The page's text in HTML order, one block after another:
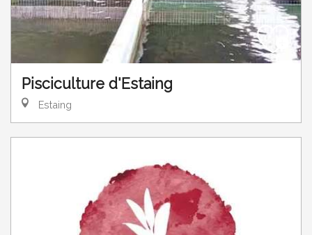
Pisciculture d'Estaing
Estaing